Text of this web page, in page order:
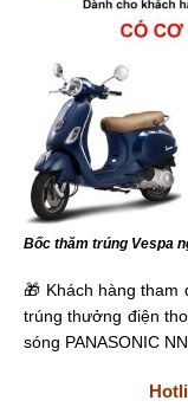
Bốc thăm trúng Vespa
🎁 Khách hàng tham
trúng thưởng điện
sóng PANASONIC